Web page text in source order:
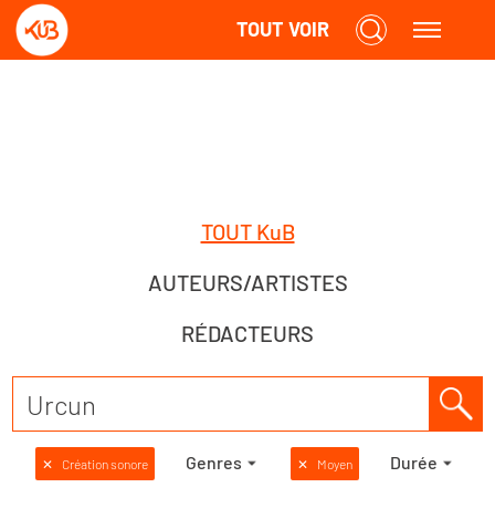
TOUT VOIR
TOUT KuB
AUTEURS/ARTISTES
RÉDACTEURS
✕ Création sonore Genres ✕ Moyen Durée